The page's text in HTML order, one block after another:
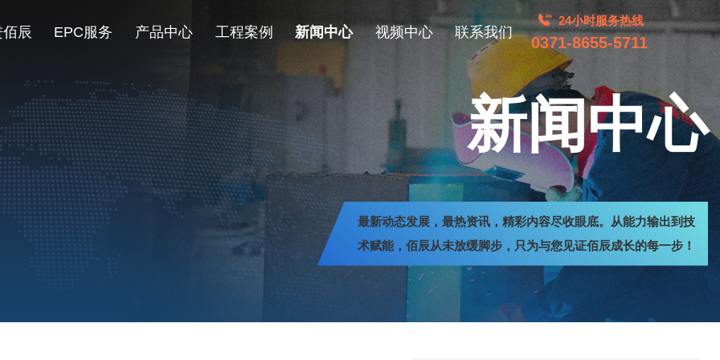
辰 EPC服务 产品中心 工程案例 新闻中心 视频中心 联系我们
24小时服务热线
0371-8655-5711
新闻中心
最新动态发展，最热资讯，精彩内容尽收眼底。从能力输出到技
术赋能，佰辰从未放缓脚步，只为与您见证佰辰成长的每一步！